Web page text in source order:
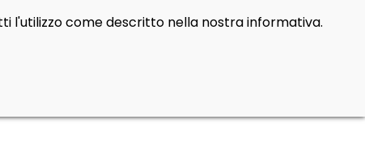
l'utilizzo come descritto nella nostra informativa.